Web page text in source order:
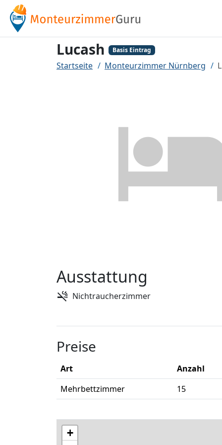
Lucash Basis Eintrag
Startseite Monteurzimmer Nürnberg
Ausstattung
Nichtraucherzimmer
Preise
Art
Anzahl
Mehrbettzimmer
15
+